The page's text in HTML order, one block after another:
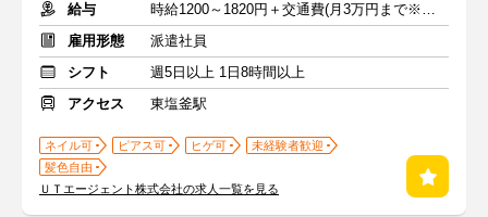
給与
時給1200～1820円＋交通費(月3万円まで※規定あり)
雇用形態
派遣社員
シフト
週5日以上 1日8時間以上
アクセス
東塩釜駅
ネイル可 ピアス可 ヒゲ可
未経験者歓迎
髪色自由
ＵＴエージェント株式会社の求人一覧を見る